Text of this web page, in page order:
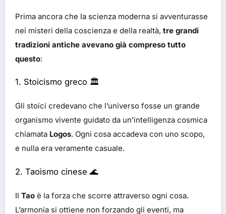
Prima ancora che la scienza moderna si avventurasse
nei misteri della coscienza e della realtà, tre grandi
tradizioni antiche avevano già compreso tutto
questo:
1. Stoicismo greco 🏛️
Gli stoici credevano che l’universo fosse un grande
organismo vivente guidato da un’intelligenza cosmica
chiamata Logos. Ogni cosa accadeva con uno scopo,
e nulla era veramente casuale.
2. Taoismo cinese 🌊
Il Tao è la forza che scorre attraverso ogni cosa.
L’armonia si ottiene non forzando gli eventi, ma